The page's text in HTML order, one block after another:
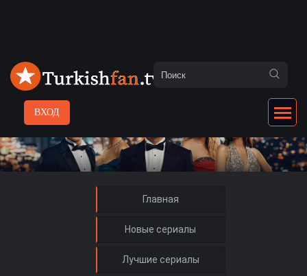
ВХОД
Главная
Новые сериалы
Лучшие сериалы